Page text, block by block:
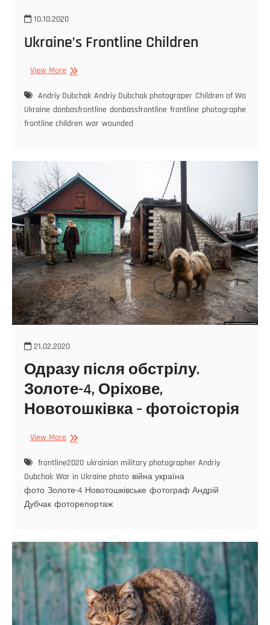
10.10.2020
Ukraine’s Frontline Children
View More
Andriy Dubchak Andriy Dubchak photograper Children of War in
Ukraine donbasfrontline donbassfrontline frontline photographer
frontline children war wounded
21.02.2020
Одразу після обстрілу.
Золоте-4, Оріхове,
Новотошківка – фотоісторія
View More
frontline2020 ukrainian military photographer Andriy
Dubchak War in Ukraine photo війна україна
фото Золоте-4 Новотошківське фотограф Андрій
Дубчак фоторепортаж